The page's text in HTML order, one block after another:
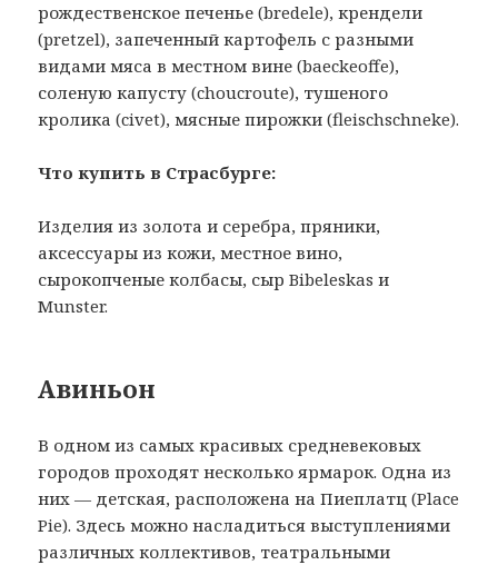
рождественское печенье (bredele), крендели
(pretzel), запеченный картофель с разными
видами мяса в местном вине (baeckeoffe),
соленую капусту (choucroute), тушеного
кролика (civet), мясные пирожки (fleischschneke).
Что купить в Страсбурге:
Изделия из золота и серебра, пряники,
аксессуары из кожи, местное вино,
сырокопченые колбасы, сыр Bibeleskas и
Munster.
Авиньон
В одном из самых красивых средневековых
городов проходят несколько ярмарок. Одна из
них — детская, расположена на Пиеплатц (Place
Pie). Здесь можно насладиться выступлениями
различных коллективов, театральными